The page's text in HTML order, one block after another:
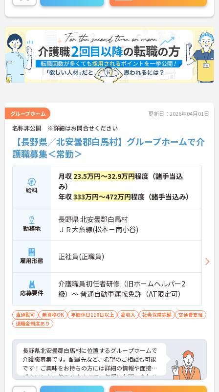
グループホーム 更新日：2026年04月01日
名称非公開 ※詳細はお問合せください
【長野県／北安曇郡白馬村】グループホームで介
護職募集＜常勤＞
給料
月収 23.5万円～32.9万円程度（諸手当込
み）
年収333万円～472万円程度（諸手当込み）
勤務地
長野県 北安曇郡白馬村
ＪＲ大糸線(松本－南小谷)
雇用形態 正社員(正職員)
応募要件
介護職員初任者研修（旧ホームヘルパー2
級）～ 普通自動車運転免許（AT限定可）
車通勤可 無資格OK 年間休日110日以上 高収入 社会保険完備
交通費支給
退職金制度あり
長野県北安曇郡白馬村に位置するグループホームで
介護職募集です。配属先など、希望のご相談も可能
です！ご興味をお持ちの方には詳細の情報や面接の
ポイントをお伝えしますのでお気軽にお問い合わせ
くださいませ。